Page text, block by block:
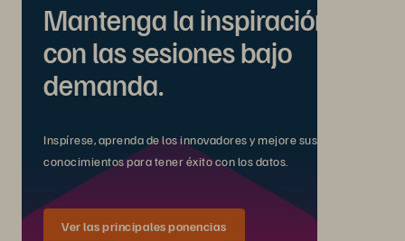
Mantenga la inspiración
con las sesiones bajo
demanda.
Inspírese, aprenda de los innovadores y mejore sus
conocimientos para tener éxito con los datos.
Ver las principales ponencias